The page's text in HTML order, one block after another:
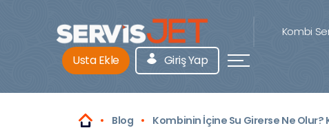
Kombi
Usta Ekle Giriş Yap
Blog Kombinin İçine Su Girerse Ne